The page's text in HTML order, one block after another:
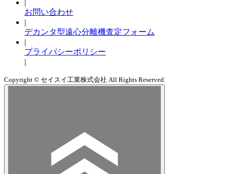
|
お問い合わせ
|
デカンタ型遠心分離機査定フォーム
|
プライバシーポリシー
|
Copyright © セイスイ工業株式会社 All Rights Reserved.